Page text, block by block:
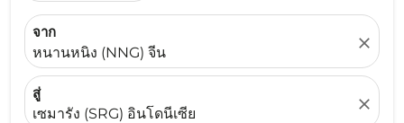
จาก
หนานหนิง (NNG) จีน
close
สู่
เซมารัง (SRG) อินโดนีเซีย
close